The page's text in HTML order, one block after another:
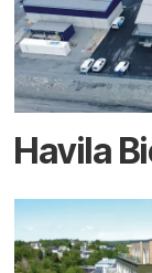
Havila